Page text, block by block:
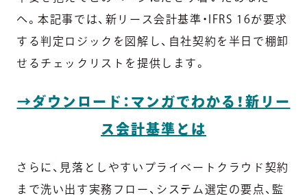
へ。本記事では、新リース会計基準・IFRS 16が要求
する判定ロジックを図解し、自社契約を半日で棚卸
せるチェックリストを提供します。
→ダウンロード：マンガでわかる！新リー
ス会計基準とは
さらに、見落としやすいプライベートクラウド契約
まで洗い出す実務フロー、システム選定の要点、監